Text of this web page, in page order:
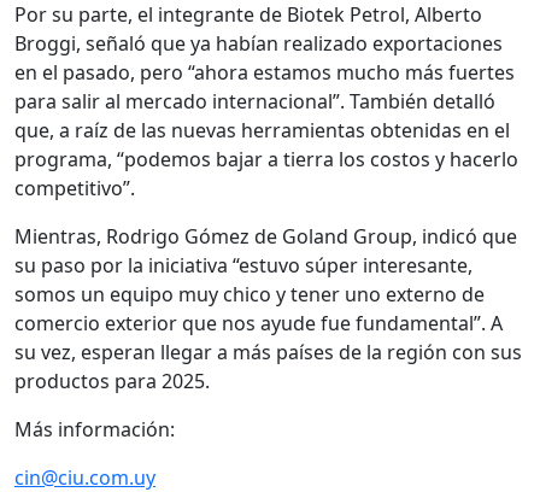
Por su parte, el integrante de Biotek Petrol, Alberto
Broggi, señaló que ya habían realizado exportaciones
en el pasado, pero “ahora estamos mucho más fuertes
para salir al mercado internacional”. También detalló
que, a raíz de las nuevas herramientas obtenidas en el
programa, “podemos bajar a tierra los costos y hacerlo
competitivo”.
Mientras, Rodrigo Gómez de Goland Group, indicó que
su paso por la iniciativa “estuvo súper interesante,
somos un equipo muy chico y tener uno externo de
comercio exterior que nos ayude fue fundamental”. A
su vez, esperan llegar a más países de la región con sus
productos para 2025.
Más información:
cin@ciu.com.uy